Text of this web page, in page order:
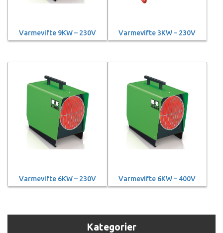
Varmevifte 9KW – 230V Varmevifte 3KW – 230V
Varmevifte 6KW – 230V Varmevifte 6KW – 400V
Kategorier